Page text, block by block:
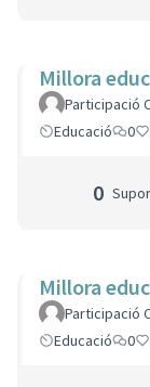
Millora
Participació
Educació
0
0
Millora
Participació
Educació
0